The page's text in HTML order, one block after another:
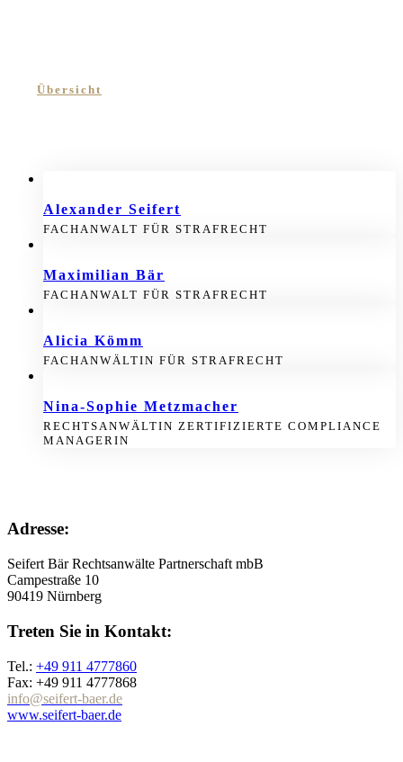
Übersicht
Alexander Seifert
FACHANWALT FÜR STRAFRECHT
Maximilian Bär
FACHANWALT FÜR STRAFRECHT
Alicia Kömm
FACHANWÄLTIN FÜR STRAFRECHT
Nina-Sophie Metzmacher
RECHTSANWÄLTIN ZERTIFIZIERTE COMPLIANCE
MANAGERIN
Adresse:
Seifert Bär Rechtsanwälte Partnerschaft mbB
Campestraße 10
90419 Nürnberg
Treten Sie in Kontakt:
Tel.: +49 911 4777860
Fax: +49 911 4777868
info@seifert-baer.de
www.seifert-baer.de